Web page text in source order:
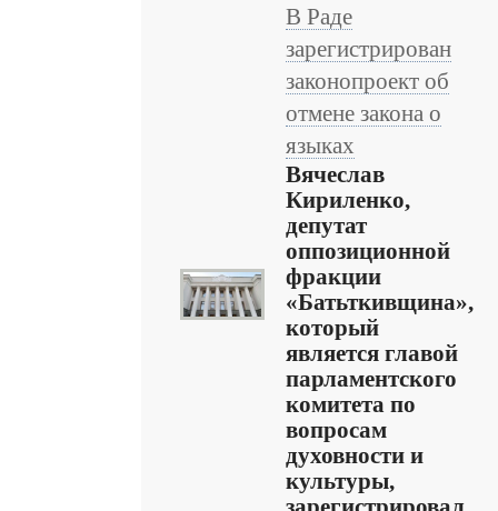
В Раде
зарегистрирован
законопроект об
отмене закона о
языках
Вячеслав
Кириленко,
депутат
оппозиционной
фракции
«Батьткивщина»,
который
является главой
парламентского
комитета по
вопросам
духовности и
культуры,